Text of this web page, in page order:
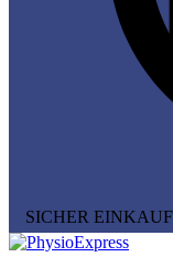
SICHER